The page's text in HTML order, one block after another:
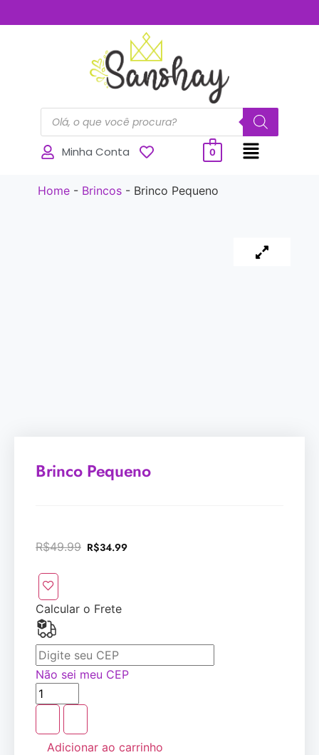
Minha Conta 0
Home- Brincos- Brinco Pequeno
Brinco Pequeno
R$49.99 R$34.99
Calcular o Frete
Não sei meu CEP
Adicionar ao carrinho